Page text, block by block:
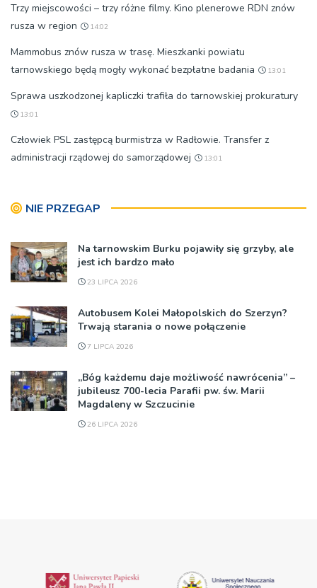
Trzy miejscowości – trzy różne filmy. Kino plenerowe RDN znów
rusza w region
14:02
Mammobus znów rusza w trasę. Mieszkanki powiatu
tarnowskiego będą mogły wykonać bezpłatne badania
13:01
Sprawa uszkodzonej kapliczki trafiła do tarnowskiej prokuratury
13:01
Człowiek PSL zastępcą burmistrza w Radłowie. Transfer z
administracji rządowej do samorządowej
13:01
NIE PRZEGAP
Na tarnowskim Burku pojawiły się grzyby, ale
jest ich bardzo mało
23 LIPCA 2026
Autobusem Kolei Małopolskich do Szerzyn?
Trwają starania o nowe połączenie
7 LIPCA 2026
„Bóg każdemu daje możliwość nawrócenia” –
jubileusz 700-lecia Parafii pw. św. Marii
Magdaleny w Szczucinie
26 LIPCA 2026